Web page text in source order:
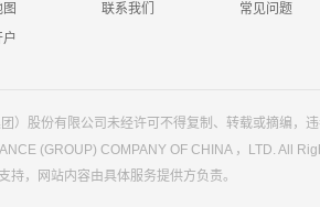
联系我们
常见问题
团）股份有限公司未经许可不得复制、转载或摘编，
(GROUP) COMPANY OF CHINA ，LTD. All
持，网站内容由具体服务提供方负责。